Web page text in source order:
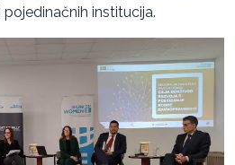
institucija.